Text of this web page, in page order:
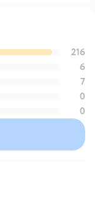
216
6
7
0
0